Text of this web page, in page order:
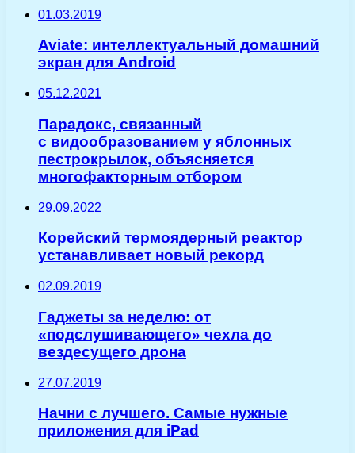
01.03.2019
Aviate: интеллектуальный домашний
экран для Android
05.12.2021
Парадокс, связанный
с видообразованием у яблонных
пестрокрылок, объясняется
многофакторным отбором
29.09.2022
Корейский термоядерный реактор
устанавливает новый рекорд
02.09.2019
Гаджеты за неделю: от
«подслушивающего» чехла до
вездесущего дрона
27.07.2019
Начни с лучшего. Самые нужные
приложения для iPad